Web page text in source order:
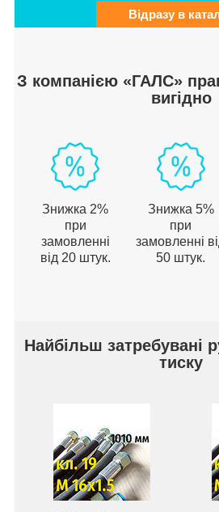
Відразу в
З компанією «ГАЛС»
вигідно
Знижка 2%
при
замовленні
від 20 штук.
Знижка 5%
при
замовленні
50 штук.
Найбільш затребувані
тиску